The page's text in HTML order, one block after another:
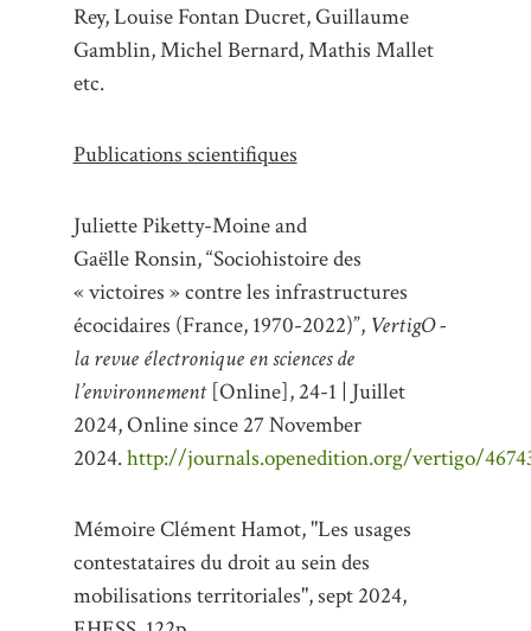
Rey, Louise Fontan Ducret, Guillaume
Gamblin, Michel Bernard, Mathis Mallet
etc.
Publications scientifiques
Juliette Piketty-Moineand
GaëlleRonsin,“Sociohistoire des
« victoires » contre les infrastructures
écocidaires (France, 1970-2022)”, VertigO -
la revue électronique en sciences de
l’environnement[Online], 24-1 | Juillet
2024, Online since 27 November
2024.http://journals.openedition.org/vertigo/
Mémoire Clément Hamot, "Les usages
contestataires du droit ausein des
mobilisations territoriales", sept 2024,